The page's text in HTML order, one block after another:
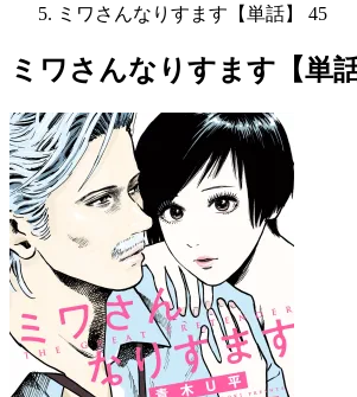
ミワさんなりすます【単話】 45
ミワさんなりすます【単